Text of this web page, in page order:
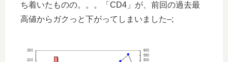
ち着いたものの。。。「CD4」が、前回の過去最
高値からガクっと下がってしまいました–;